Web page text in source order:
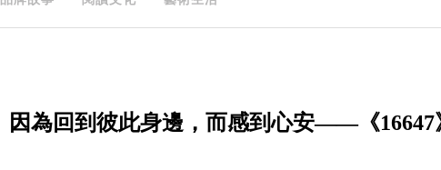
因為回到彼此身邊，而感到心安——《16647